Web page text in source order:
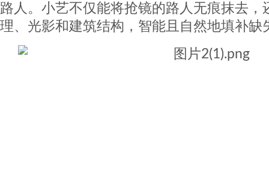
路人。小艺不仅能将抢镜的路人无痕抹去，
理、光影和建筑结构，智能且自然地填补缺